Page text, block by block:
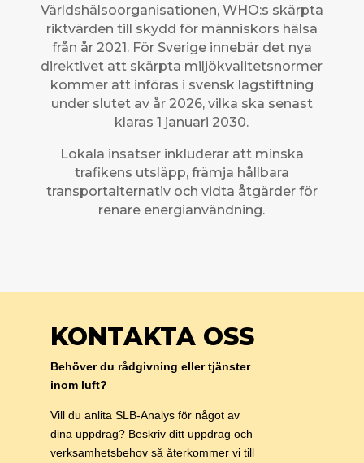
Världshälsoorganisationen, WHO:s skärpta
riktvärden till skydd för människors hälsa
från år 2021. För Sverige innebär det nya
direktivet att skärpta miljökvalitetsnormer
kommer att införas i svensk lagstiftning
under slutet av år 2026, vilka ska senast
klaras 1 januari 2030.
Lokala insatser inkluderar att minska
trafikens utsläpp, främja hållbara
transportalternativ och vidta åtgärder för
renare energianvändning.
KONTAKTA OSS
Behöver du rådgivning eller tjänster
inom luft?
Vill du anlita SLB-Analys för något av
dina uppdrag? Beskriv ditt uppdrag och
verksamhetsbehov så återkommer vi till